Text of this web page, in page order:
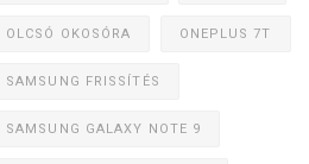
OLCSÓ OKOSÓRA ONEPLUS 7T
SAMSUNG FRISSÍTÉS
SAMSUNG GALAXY NOTE 9